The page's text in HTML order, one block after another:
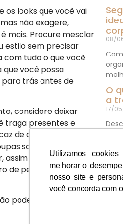
Utilizamos
melhorar o
nosso site e
você concorda com
os looks que você vai
não exagere,
mais. Procure mesclar
estilo sem precisar
com tudo o que você
que você possa
trás antes de
considere deixar
traga presentes e
de organizar as
sociais, vestidos e
assim você consegue
de peças,
podem ficar de fora
08/
O
a
17/